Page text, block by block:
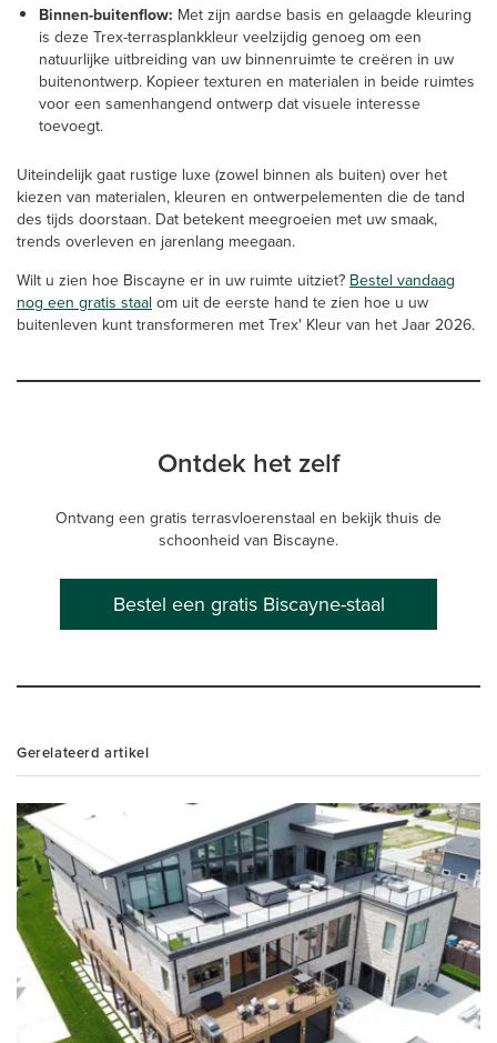
Binnen-buitenflow: Met zijn aardse basis en gelaagde kleuring
is deze Trex-terrasplankkleur veelzijdig genoeg om een
natuurlijke uitbreiding van uw binnenruimte te creëren in uw
buitenontwerp. Kopieer texturen en materialen in beide ruimtes
voor een samenhangend ontwerp dat visuele interesse
toevoegt.
Uiteindelijk gaat rustige luxe (zowel binnen als buiten) over het
kiezen van materialen, kleuren en ontwerpelementen die de tand
des tijds doorstaan. Dat betekent meegroeien met uw smaak,
trends overleven en jarenlang meegaan.
Wilt u zien hoe Biscayne er in uw ruimte uitziet? Bestel vandaag
nog een gratis staal om uit de eerste hand te zien hoe u uw
buitenleven kunt transformeren met Trex' Kleur van het Jaar 2026.
Ontdek het zelf
Ontvang een gratis terrasvloerenstaal en bekijk thuis de
schoonheid van Biscayne.
Bestel een gratis Biscayne-staal
Gerelateerd artikel